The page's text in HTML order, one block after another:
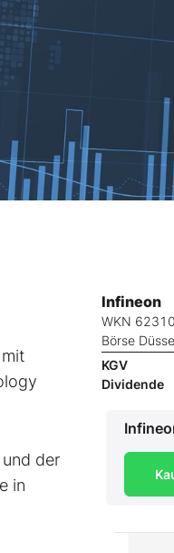
der
in
Infineon
WKN
Börse
KGV
Dividende